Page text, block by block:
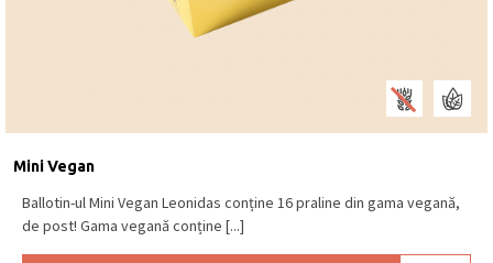
Mini Vegan
Ballotin-ul Mini Vegan Leonidas conține 16 praline din gama vegană,
de post! Gama vegană conține [...]